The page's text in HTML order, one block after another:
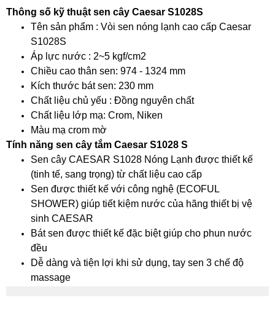
Thông số kỹ thuật sen cây Caesar S1028S
Tên sản phẩm : Vòi sen nóng lạnh cao cấp Caesar
S1028S
Áp lực nước : 2~5 kgf/cm2
Chiều cao thân sen: 974 - 1324 mm
Kích thước bát sen: 230 mm
Chất liệu chủ yếu : Đồng nguyên chất
Chất liệu lớp mạ: Crom, Niken
Màu mạ crom mờ
Tính năng sen cây tắm Caesar S1028 S
Sen cây CAESAR S1028 Nóng Lạnh được thiết kế
(tinh tế, sang trọng) từ chất liệu cao cấp
Sen được thiết kế với công nghệ (ECOFUL
SHOWER) giúp tiết kiệm nước của hãng thiết bị vệ
sinh CAESAR
Bát sen được thiết kế đặc biệt giúp cho phun nước
đều
Dễ dàng và tiện lợi khi sử dụng, tay sen 3 chế độ
massage